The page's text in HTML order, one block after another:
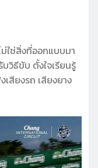
ม่ใช่สิ่งที่ออกแบบมา
วิธีขับ ตั้งใจเรียนรู้
สียงรถ เสียงยาง